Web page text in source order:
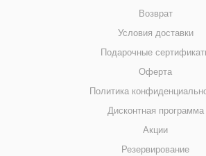
Возврат
Условия доставки
Подарочные
Оферта
Политика
Дисконтная программа
Акции
Резервирование